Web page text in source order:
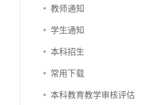
教师通知
学生通知
本科招生
常用下载
本科教育教学审核评估